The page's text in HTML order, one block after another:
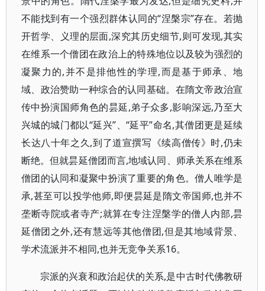
不能找到有一个强烈群体认同的“涅槃宗”存在。若抛
开哲学、义理的层面,深究其历史细节,则可发现,其实
在维系一个僧团在政治上的特殊地位以及较为强烈的
凝聚力的,并不是排他性的学理,而是基于师承、地
域、政治赞助一种综合的认同基础。在隋文帝政治宣
传中扮演国师角色的昙延,弟子众多,影响深远,乃至大
兴城的城门都以“延兴”、“延平”命名,其僧团更是延续
长达八十年之久,到了道宣撰写《续高僧传》时,仍未
断绝。但就昙延僧团而言,地域认同、师承关系在维系
僧团的认同和凝聚中扮演了重要的角色。僧人唯学是
承,甚至可以投学他师,即便昙延是隋文帝国师,也并不
垄断寺院或者寺产;就算在专注涅槃学的僧人内部,昙
延僧团之外,还有慧远等其他僧团,但是其地域背景、
学术流派并不相同,也并无竞争关系16。
宗派的兴衰和政治起伏的关系,是中古时代佛教研